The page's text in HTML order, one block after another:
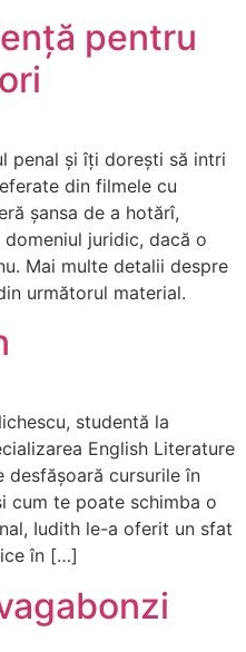
pentru
penal și îți dorești să intri
din filmele cu
șansa de a hotărî,
juridic, dacă o
Mai multe detalii despre
următorul material.
studentă la
English Literature
desfășoară cursurile în
cum te poate schimba o
Iudith le-a oferit un sfat
în […]